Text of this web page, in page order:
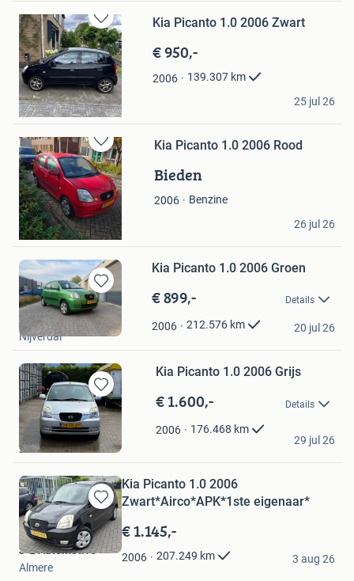
Bewaren
in
Mijn
Favorieten
Kia Picanto 1.0 2006 Zwart
€ 950,-
2006 139.307 km
Sw10
Delden
25 jul 26
Bewaren
in
Mijn
Favorieten
Kia Picanto 1.0 2006 Rood
Bieden
2006
Benzine
Karim
Krommenie
26 jul 26
Bewaren
in
Mijn
Favorieten
Kia Picanto 1.0 2006 Groen
€ 899,- Details
2006 212.576 km
kevin
Nijverdal
20 jul 26
Bewaren
in
Mijn
Favorieten
Kia Picanto 1.0 2006 Grijs
€ 1.600,- Details
2006 176.468 km
Jeroen
Zetten
29 jul 26
Bewaren
in
Mijn
Favorieten
Kia Picanto 1.0 2006
Zwart*Airco*APK*1ste eigenaar*
€ 1.145,-
2006 207.249 km
J-L Automotive
Almere
3 aug 26